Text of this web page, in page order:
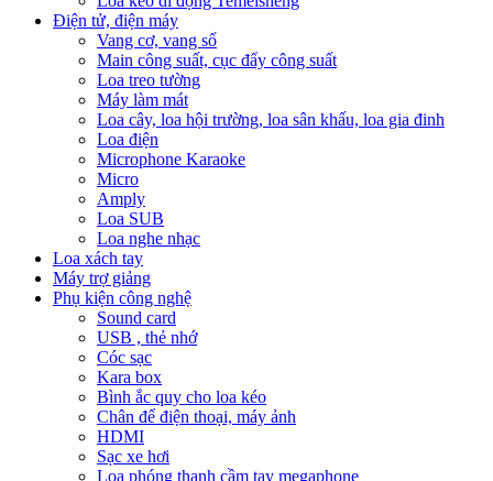
Điện tử, điện máy
Vang cơ, vang số
Main công suất, cục đẩy công suất
Loa treo tường
Máy làm mát
Loa cây, loa hội trường, loa sân khấu, loa gia đinh
Loa điện
Microphone Karaoke
Micro
Amply
Loa SUB
Loa nghe nhạc
Loa xách tay
Máy trợ giảng
Phụ kiện công nghệ
Sound card
USB , thẻ nhớ
Cóc sạc
Kara box
Bình ắc quy cho loa kéo
Chân để điện thoại, máy ảnh
HDMI
Sạc xe hơi
Loa phóng thanh cầm tay megaphone